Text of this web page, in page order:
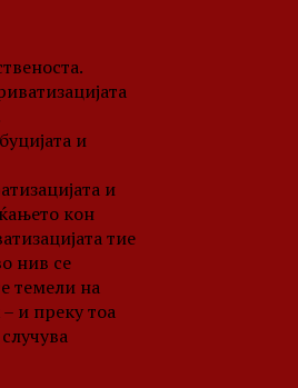
и
и
кон
тие
нив се
темели на
и преку тоа